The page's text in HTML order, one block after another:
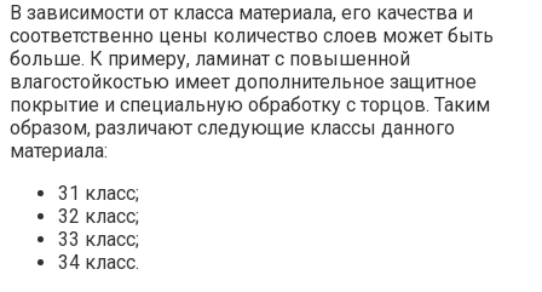
В зависимости от класса материала, его качества и
соответственно цены количество слоев может быть
больше. К примеру, ламинат с повышенной
влагостойкостью имеет дополнительное защитное
покрытие и специальную обработку с торцов. Таким
образом, различают следующие классы данного
материала:
31 класс;
32 класс;
33 класс;
34 класс.